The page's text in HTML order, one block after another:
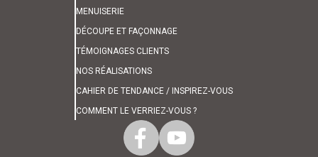
MENUISERIE
DÉCOUPE ET FAÇONNAGE
TÉMOIGNAGES CLIENTS
NOS RÉALISATIONS
CAHIER DE TENDANCE / INSPIREZ-VOUS
COMMENT LE VERRIEZ-VOUS ?